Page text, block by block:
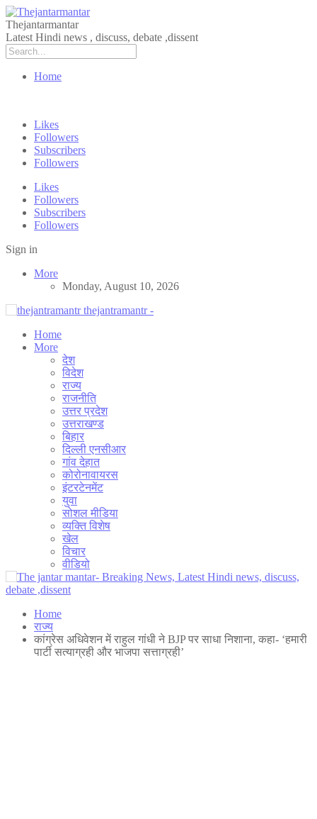
Thejantarmantar
Latest Hindi news , discuss, debate ,dissent
Home
Likes
Followers
Subscribers
Followers
Likes
Followers
Subscribers
Followers
Sign in
More
Monday, August 10, 2026
thejantramantr -
Home
More
देश
विदेश
राज्य
राजनीति
उत्तर प्रदेश
उत्तराखण्ड
बिहार
दिल्ली एनसीआर
गांव देहात
कोरोनावायरस
इंटरटेनमेंट
युवा
सोशल मीडिया
व्यक्ति विशेष
खेल
विचार
वीडियो
Home
राज्य
कांग्रेस अधिवेशन में राहुल गांधी ने BJP पर साधा निशाना, कहा- ‘हमारी
पार्टी सत्याग्रही और भाजपा सत्ताग्रही’